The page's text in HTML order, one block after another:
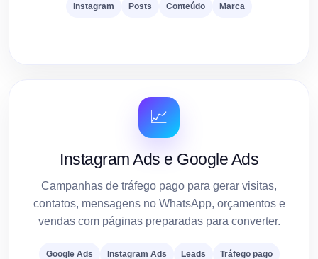
Instagram Posts Conteúdo Marca
📈
Instagram Ads e Google Ads
Campanhas de tráfego pago para gerar visitas,
contatos, mensagens no WhatsApp, orçamentos e
vendas com páginas preparadas para converter.
Google Ads Instagram Ads Leads Tráfego pago